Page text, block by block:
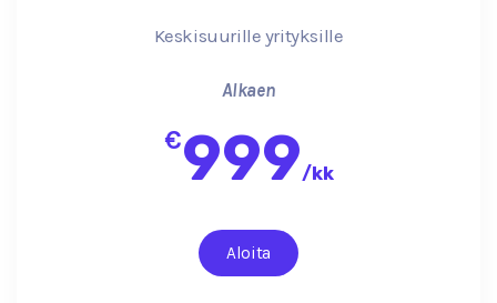
Keskisuurille yrityksille
Alkaen
€999/kk
Aloita